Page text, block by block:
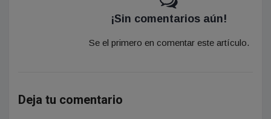
¡Sin comentarios aún!
Se el primero en comentar este artículo.
Deja tu comentario